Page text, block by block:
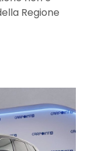
Regione